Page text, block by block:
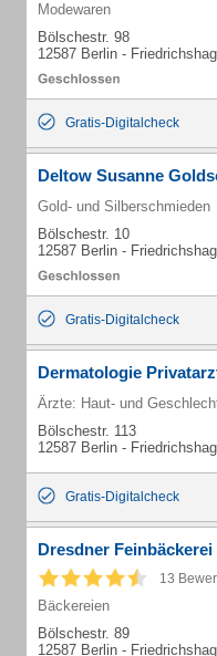
Modewaren
Bölschestr. 98
12587 Berlin -
Gratis-Digitalcheck
Deltow Susanne
Gold- und Silberschmieden
Bölschestr. 10
12587 Berlin -
Gratis-Digitalcheck
Dermatologie
Ärzte: Haut- und
Bölschestr. 113
12587 Berlin -
Gratis-Digitalcheck
Dresdner
13
Bäckereien
Bölschestr. 89
12587 Berlin -